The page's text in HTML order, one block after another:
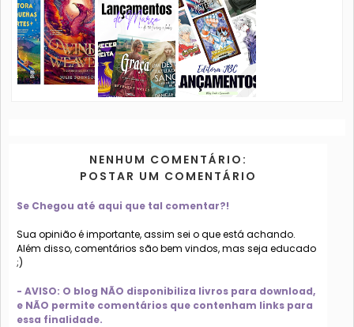
NENHUM COMENTÁRIO:
POSTAR UM COMENTÁRIO
Se Chegou até aqui que tal comentar?!
Sua opinião é importante, assim sei o que está achando.
Além disso, comentários são bem vindos, mas seja educado
;)
- AVISO: O blog NÃO disponibiliza livros para download,
e NÃO permite comentários que contenham links para
essa finalidade.